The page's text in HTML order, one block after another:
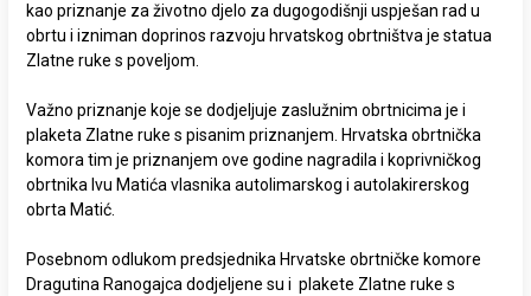
kao priznanje za životno djelo za dugogodišnji uspješan rad u
obrtu i izniman doprinos razvoju hrvatskog obrtništva je statua
Zlatne ruke s poveljom.
Važno priznanje koje se dodjeljuje zaslužnim obrtnicima je i
plaketa Zlatne ruke s pisanim priznanjem. Hrvatska obrtnička
komora tim je priznanjem ove godine nagradila i koprivničkog
obrtnika Ivu Matića vlasnika autolimarskog i autolakirerskog
obrta Matić.
Posebnom odlukom predsjednika Hrvatske obrtničke komore
Dragutina Ranogajca dodjeljene su i plakete Zlatne ruke s